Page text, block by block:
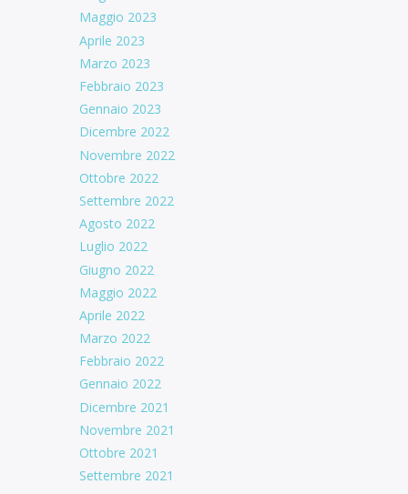
Maggio 2023
Aprile 2023
Marzo 2023
Febbraio 2023
Gennaio 2023
Dicembre 2022
Novembre 2022
Ottobre 2022
Settembre 2022
Agosto 2022
Luglio 2022
Giugno 2022
Maggio 2022
Aprile 2022
Marzo 2022
Febbraio 2022
Gennaio 2022
Dicembre 2021
Novembre 2021
Ottobre 2021
Settembre 2021